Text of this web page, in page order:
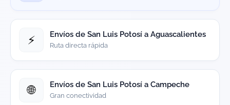
⚡ Envíos de San Luis Potosí a Aguascalientes
Ruta directa rápida
🌐 Envíos de San Luis Potosí a Campeche
Gran conectividad